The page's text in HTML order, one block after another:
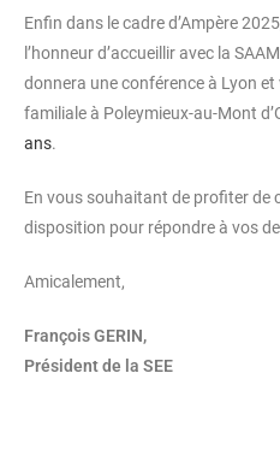
Enfin dans le cadre d’Ampère
l’honneur d’accueillir avec la
donnera une conférence à Lyon
familiale à Poleymieux-au-Mont
ans.
En vous souhaitant de profiter de
disposition pour répondre à vos
Amicalement,
François GERIN,
Président de la SEE